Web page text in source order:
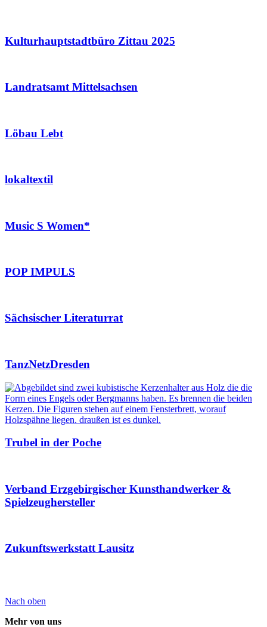
Kulturhauptstadtbüro Zittau 2025
Landratsamt Mittelsachsen
Löbau Lebt
lokaltextil
Music S Women*
POP IMPULS
Sächsischer Literaturrat
TanzNetzDresden
Trubel in der Poche
Verband Erzgebirgischer Kunsthandwerker &
Spielzeughersteller
Zukunftswerkstatt Lausitz
Nach oben
Mehr von uns